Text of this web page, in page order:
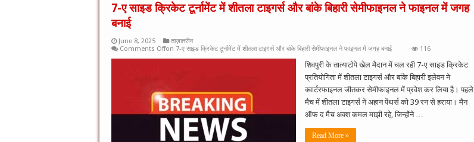
7-ए साइड क्रिकेट टूर्नामेंट में शीतला टाइगर्स और बांके बिहारी सेमीफाइनल ने फाइनल में जगह
बनाई
June 8, 2025
ताज़ातरीन
Comments Offon 7-ए साइड क्रिकेट टूर्नामेंट में शीतला टाइगर्स और बांके बिहारी सेमीफाइनल ने फाइनल में जगह बनाई 116
शिवपुरी के तात्याटोपे खेल मैदान में चल रही 7-ए साइड क्रिकेट
प्रतियोगिता में शीतला टाइगर्स और बांके बिहारी इलेवन ने
क्वार्टरफाइनल जीतकर सेमीफाइनल में प्रवेश कर लिया है। पहले
मैच में शीतला टाइगर्स ने अहान पेंथर्स को 39 रन से हराया। मैन
ऑफ द मैच अक्श कमल माझी रहे, जिन्होंने …
Read More »